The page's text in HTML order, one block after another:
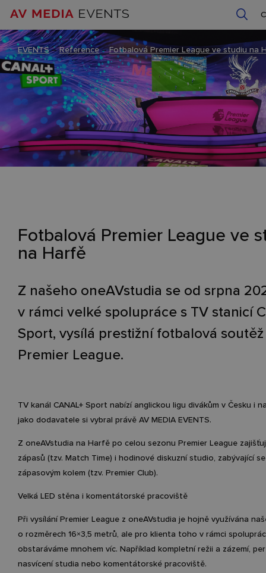
EVENTS–Reference–Fotbalová Premier League ve studiu na
Fotbalová Premier League ve
na Harfě
Z našeho oneAVstudia se od srpna
v rámci velké spolupráce s TV stanicí
Sport, vysílá prestižní fotbalová soutěž
Premier League.
TV kanál CANAL+ Sport nabízí anglickou ligu divákům v Česku i
jako dodavatele si vybral právě AV MEDIA EVENTS.
Z oneAVstudia na Harfě po celou sezonu PremierLeague
zápasů (tzv. Match Time) i hodinovédiskuznístudio, zabývající
zápasovým kolem (tzv. PremierClub).
Velká LED stěna i komentátorské pracoviště
Při vysíláníPremierLeague z oneAVstudia je hojně využívána
o rozměrech 16×3,5 metrů, ale pro klienta toho v rámci
obstaráváme mnohem víc. Například kompletní režii a zázemí,
nasvícení studia nebo komentátorské pracoviště.